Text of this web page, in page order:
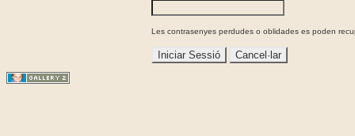
Les contrasenyes perdudes o oblidades es poden